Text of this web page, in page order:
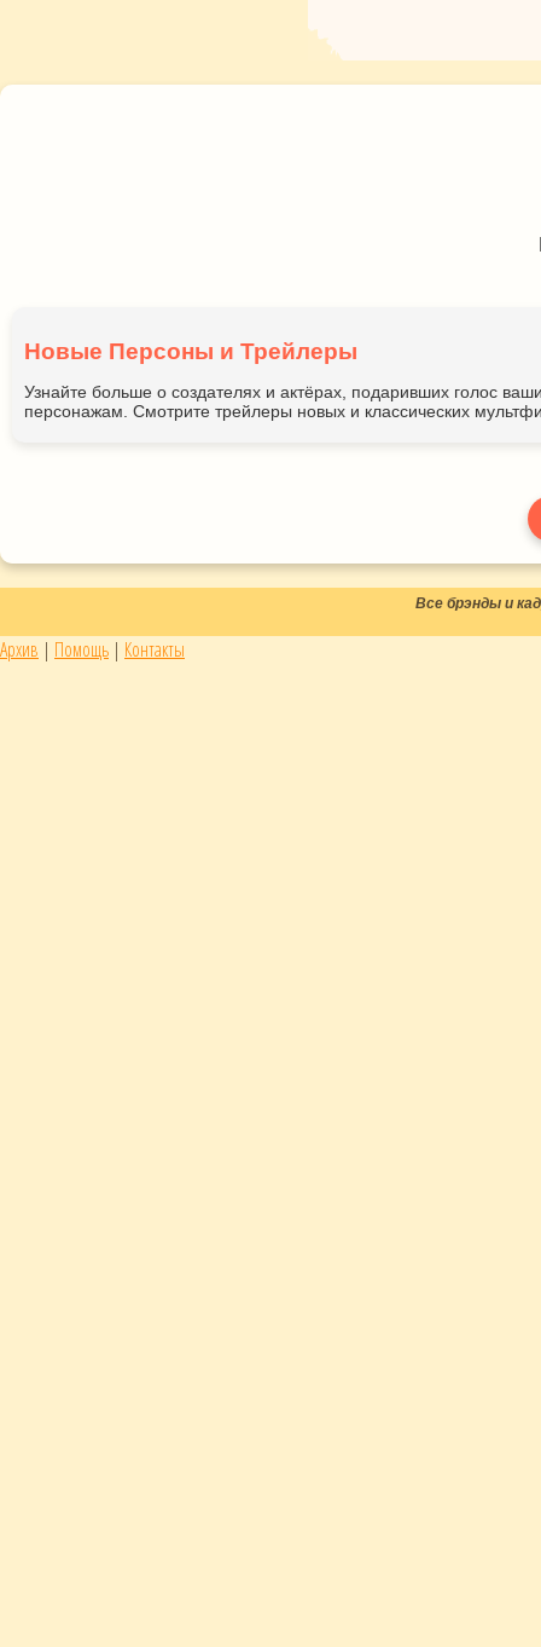
Новые Персоны и Трейлеры
Узнайте больше о создателях и актёрах, подаривших голос
персонажам. Смотрите трейлеры новых и классических
Все брэнды и
Архив | Помощь | Контакты